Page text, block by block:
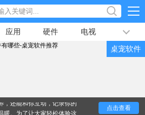
应用 硬件 电视 排行榜
视频 最新 桌宠软件
暖。为了让大家轻松体验这
点击查看